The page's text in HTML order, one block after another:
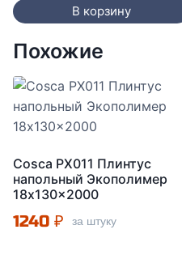
В корзину
Похожие
Cosca PX011 Плинтус
напольный Экополимер
18x130x2000
1240 ₽ за штуку